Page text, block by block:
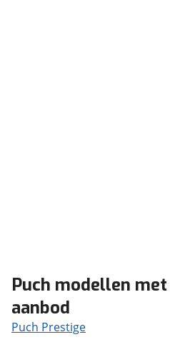
Puch modellen
aanbod
Puch Prestige